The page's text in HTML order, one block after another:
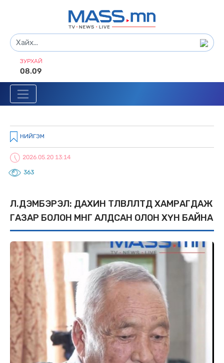
ЗУРХАЙ
08.09
НИЙГЭМ
2026.05.20 13:14
363
Л.ДЭМБЭРЭЛ: ДАXИН ТӨЛӨВЛӨЛТӨД XАМРАГДАЖ
ГАЗАР БОЛОН МӨНГӨӨ АЛДСАН ОЛОН XҮН БАЙНА